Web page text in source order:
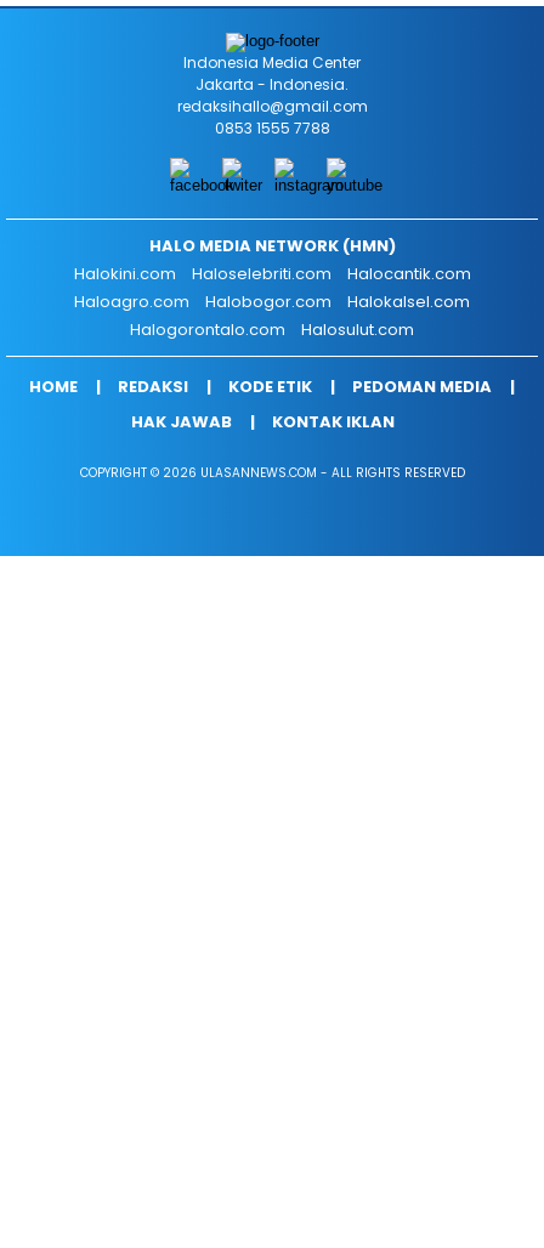
Indonesia Media Center
Jakarta - Indonesia.
redaksihallo@gmail.com
0853 1555 7788
HALO MEDIA NETWORK (HMN)
Halokini.com
Haloselebriti.com
Halocantik.com
Haloagro.com
Halobogor.com
Halokalsel.com
Halogorontalo.com
Halosulut.com
HOME REDAKSI KODE ETIK
PEDOMAN MEDIA
HAK JAWAB
KONTAK IKLAN
COPYRIGHT © 2026 ULASANNEWS.COM - ALL RIGHTS RESERVED